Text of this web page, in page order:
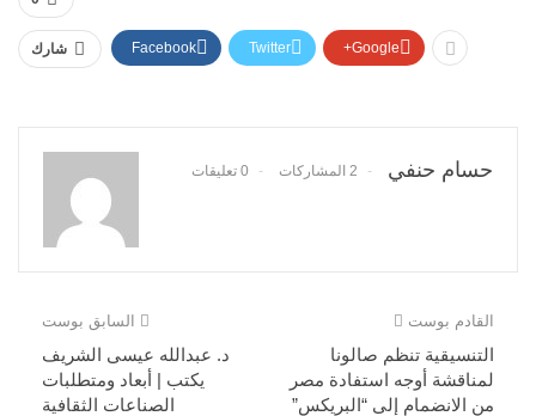
شارك Facebook Twitter Google+
حسام حنفي 2 المشاركات 0 تعليقات
السابق بوست
د. عبدالله عيسى الشريف
يكتب | أبعاد ومتطلبات
الصناعات الثقافية
القادم بوست
التنسيقية تنظم صالونا
لمناقشة أوجه استفادة مصر
من الانضمام إلى “البريكس”